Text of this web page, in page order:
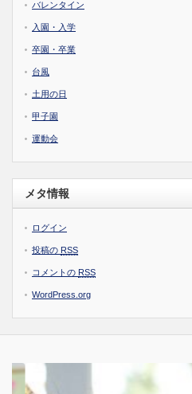
バレンタイン
入園・入学
卒園・卒業
台風
土用の日
甲子園
運動会
メタ情報
ログイン
投稿の RSS
コメントの RSS
WordPress.org